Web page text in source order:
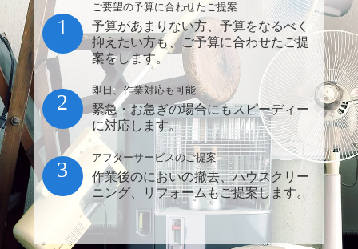
ご要望の予算に合わせたご提案
予算があまりない方、予算をなるべく
抑えたい方も、ご予算に合わせたご提
案をします。
1
即日、作業対応も可能
緊急・お急ぎの場合にもスピーディー
に対応します。
2
アフターサービスのご提案
作業後のにおいの撤去、ハウスクリー
ニング、リフォームもご提案します。
3